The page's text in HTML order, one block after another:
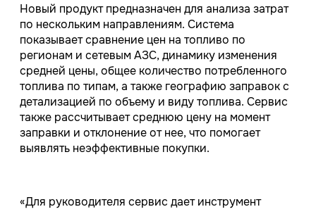
Новый продукт предназначен для анализа затрат
по нескольким направлениям. Система
показывает сравнение цен на топливо по
регионам и сетевым АЗС, динамику изменения
средней цены, общее количество потребленного
топлива по типам, а также географию заправок с
детализацией по объему и виду топлива. Сервис
также рассчитывает среднюю цену на момент
заправки и отклонение от нее, что помогает
выявлять неэффективные покупки.
«Для руководителя сервис дает инструмент